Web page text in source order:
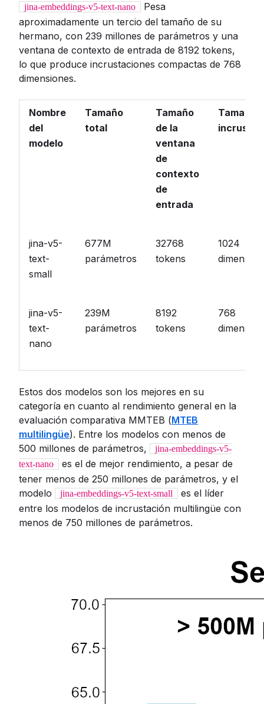
jina-embeddings-v5-text-nano
Pesa
aproximadamente un tercio del tamaño de su
hermano, con 239 millones de parámetros y una
ventana de contexto de entrada de 8192 tokens,
lo que produce incrustaciones compactas de 768
dimensiones.
Nombre
del
modelo
Tamaño
total
Tamaño
de la
ventana
de
contexto
de
entrada
Tamaño
jina-v5-
text-
small
677M
parámetros
32768
tokens
1024
jina-v5-
text-
nano
239M
parámetros
8192
tokens
768
Estos dos modelos son los mejores en su
categoría en cuanto al rendimiento general en la
evaluación comparativa MMTEB (MTEB
multilingüe). Entre los modelos con menos de
500 millones de parámetros,
jina-embeddings-v5-
text-nano
es el de mejor rendimiento, a pesar de
tener menos de 250 millones de parámetros, y el
modelo
jina-embeddings-v5-text-small
es el líder
entre los modelos de incrustación multilingüe con
menos de 750 millones de parámetros.